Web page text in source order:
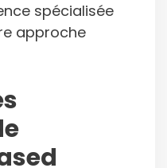
spécialisée
approche